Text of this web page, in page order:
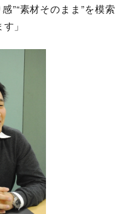
”“素材そのまま”を模索
」